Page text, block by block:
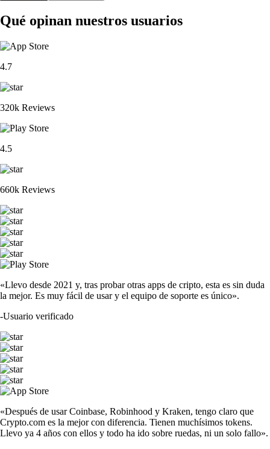
Qué opinan nuestros usuarios
4.7
320k Reviews
4.5
660k Reviews
«Llevo desde 2021 y, tras probar otras apps de cripto, esta es sin duda
la mejor. Es muy fácil de usar y el equipo de soporte es único».
-Usuario verificado
«Después de usar Coinbase, Robinhood y Kraken, tengo claro que
Crypto.com es la mejor con diferencia. Tienen muchísimos tokens.
Llevo ya 4 años con ellos y todo ha ido sobre ruedas, ni un solo fallo».